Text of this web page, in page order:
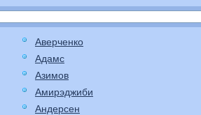
Аверченко
Адамс
Азимов
Амирэджиби
Андерсен